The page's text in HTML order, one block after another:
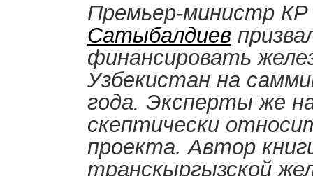
Премьер-министр
Сатыбалдиев
финансировать
Узбекистан на
года. Эксперты же
скептически
проекта. Автор
транскыргызской